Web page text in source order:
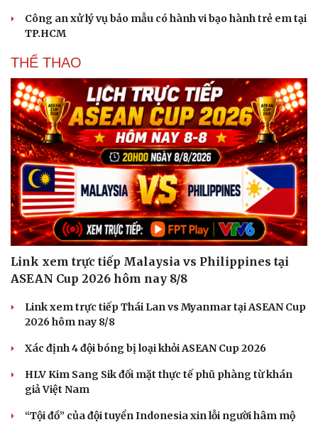
Tư vấn
Săn Tour
Câu chuyện thời sự
Cửa sổ tình yêu
Kể chuyện cho bé
Công an xử lý vụ bảo mẫu có hành vi bạo hành trẻ em tại
TP.HCM
THỂ THAO
Link xem trực tiếp Malaysia vs Philippines tại
ASEAN Cup 2026 hôm nay 8/8
Link xem trực tiếp Thái Lan vs Myanmar tại ASEAN Cup
2026 hôm nay 8/8
Xác định 4 đội bóng bị loại khỏi ASEAN Cup 2026
HLV Kim Sang Sik đối mặt thực tế phũ phàng từ khán
giả Việt Nam
“Tội đồ” của đội tuyển Indonesia xin lỗi người hâm mộ